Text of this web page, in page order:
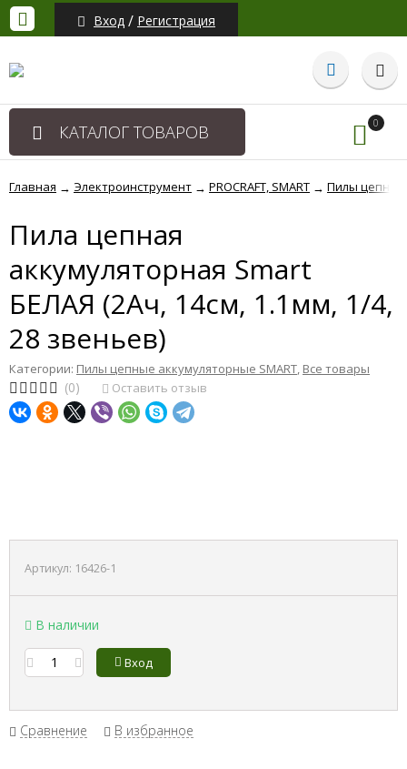
Вход / Регистрация
КАТАЛОГ ТОВАРОВ 0
Главная → Электроинструмент → PROCRAFT, SMART → Пилы цепные
Пила цепная
аккумуляторная Smart
БЕЛАЯ (2Ач, 14cм, 1.1мм, 1/4,
28 звеньев)
Категории: Пилы цепные аккумуляторные SMART, Все товары
(0) Оставить отзыв
Артикул: 16426-1
В наличии
Вход
Сравнение В избранное